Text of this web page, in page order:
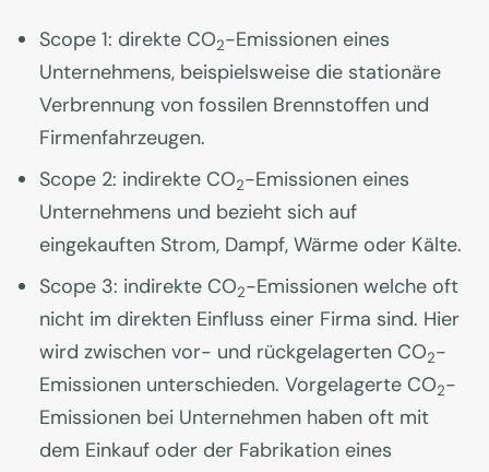
Scope 1: direkte CO2-Emissionen eines
Unternehmens, beispielsweise die stationäre
Verbrennung von fossilen Brennstoffen und
Firmenfahrzeugen.
Scope 2: indirekte CO2-Emissionen eines
Unternehmens und bezieht sich auf
eingekauften Strom, Dampf, Wärme oder Kälte.
Scope 3: indirekte CO2-Emissionen welche oft
nicht im direkten Einfluss einer Firma sind. Hier
wird zwischen vor- und rückgelagerten CO2-
Emissionen unterschieden. Vorgelagerte CO2-
Emissionen bei Unternehmen haben oft mit
dem Einkauf oder der Fabrikation eines